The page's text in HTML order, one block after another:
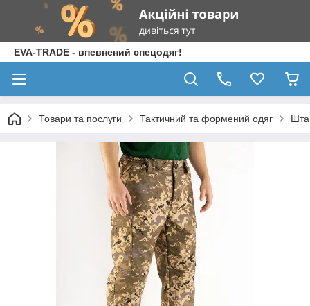
EVA-TRADE - впевнений спецодяг!
Товари та послуги Тактичний та формений одяг